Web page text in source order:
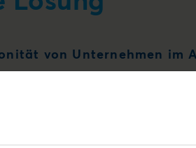
von Unternehmen im